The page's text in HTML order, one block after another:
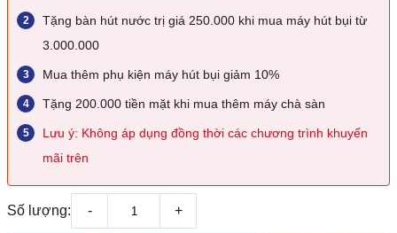
Tặng bàn hút nước trị giá 250.000 khi mua máy hút bụi từ
3.000.000
Mua thêm phụ kiện máy hút bụi giảm 10%
Tặng 200.000 tiền mặt khi mua thêm máy chà sàn
Lưu ý: Không áp dụng đồng thời các chương trình khuyến
mãi trên
Số lượng: - +